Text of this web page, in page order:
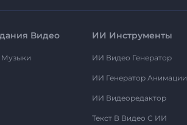
Видео
Музыки
ИИ Инструменты
ИИ Видео Генератор
ИИ Генератор Анимации
ИИ Видеоредактор
Текст В Видео С ИИ